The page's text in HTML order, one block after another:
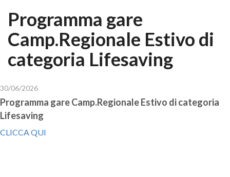
Programma gare
Camp.Regionale Estivo di
categoria Lifesaving
30/06/2026
Programma gare Camp.Regionale Estivo di categoria
Lifesaving
CLICCA QUI